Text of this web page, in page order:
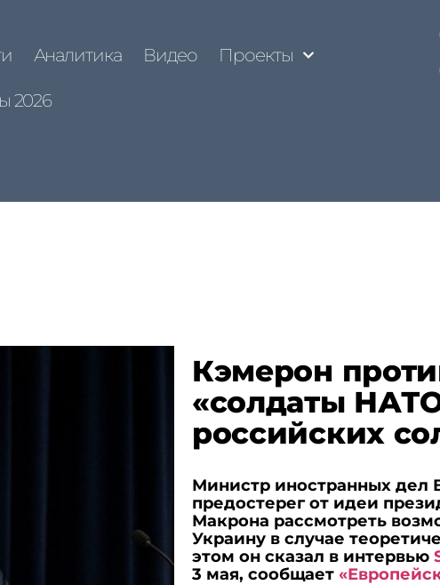
Аналитика Видео Проекты
2026
Кэмерон
«солдаты
российских
Министр иностранных дел
предостерег от идеи
Макрона рассмотреть
Украину в случае
этом он сказал в интервью
3 мая, сообщает